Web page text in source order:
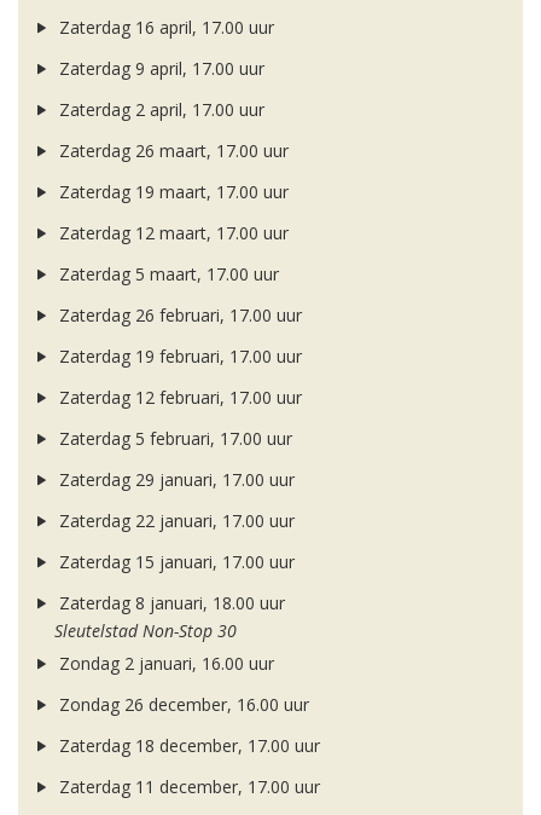
Zaterdag 16 april, 17.00 uur
Zaterdag 9 april, 17.00 uur
Zaterdag 2 april, 17.00 uur
Zaterdag 26 maart, 17.00 uur
Zaterdag 19 maart, 17.00 uur
Zaterdag 12 maart, 17.00 uur
Zaterdag 5 maart, 17.00 uur
Zaterdag 26 februari, 17.00 uur
Zaterdag 19 februari, 17.00 uur
Zaterdag 12 februari, 17.00 uur
Zaterdag 5 februari, 17.00 uur
Zaterdag 29 januari, 17.00 uur
Zaterdag 22 januari, 17.00 uur
Zaterdag 15 januari, 17.00 uur
Zaterdag 8 januari, 18.00 uur
Sleutelstad Non-Stop 30
Zondag 2 januari, 16.00 uur
Zondag 26 december, 16.00 uur
Zaterdag 18 december, 17.00 uur
Zaterdag 11 december, 17.00 uur